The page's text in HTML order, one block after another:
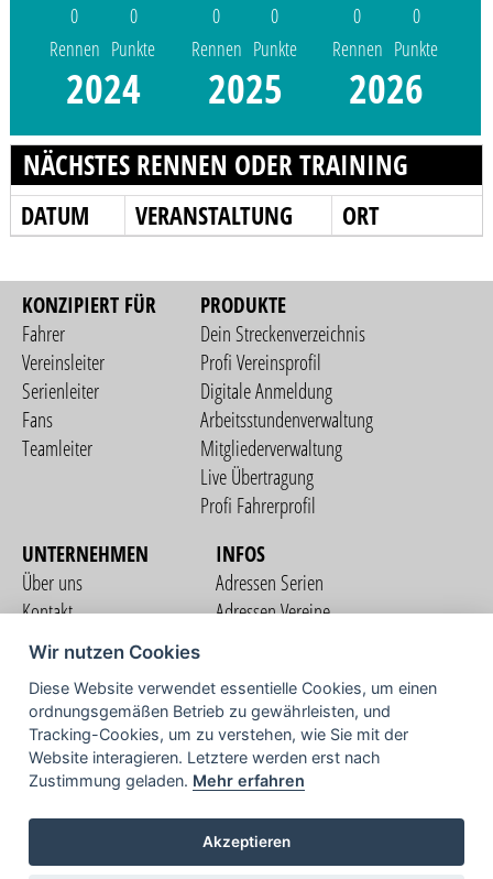
0
Rennen
0
Punkte
2024
0
Rennen
0
Punkte
2025
0
Rennen
0
Punkte
2026
NÄCHSTES RENNEN ODER TRAINING
DATUM VERANSTALTUNG ORT
KONZIPIERT FÜR
Fahrer
Vereinsleiter
Serienleiter
Fans
Teamleiter
PRODUKTE
Dein Streckenverzeichnis
Profi Vereinsprofil
Digitale Anmeldung
Arbeitsstundenverwaltung
Mitgliederverwaltung
Live Übertragung
Profi Fahrerprofil
UNTERNEHMEN
Über uns
Kontakt
Nutzungsbedingungen
Datenschutzerklärung
Impressum
INFOS
Adressen Serien
Adressen Vereine
COMMUNITY
TV
Wir nutzen Cookies
Diese Website verwendet essentielle Cookies, um einen
ordnungsgemäßen Betrieb zu gewährleisten, und
Tracking-Cookies, um zu verstehen, wie Sie mit der
Website interagieren. Letztere werden erst nach
Zustimmung geladen. Mehr erfahren
Akzeptieren